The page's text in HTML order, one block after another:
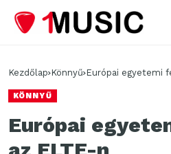
Kezdőlap Könnyű Európai egyetemi
KÖNNYŰ
Európai